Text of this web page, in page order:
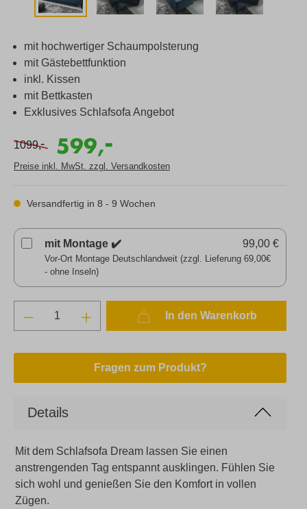
mit hochwertiger Schaumpolsterung
mit Gästebettfunktion
inkl. Kissen
mit Bettkasten
Exklusives Schlafsofa Angebot
1099,- 599,
-
Preise inkl. MwSt. zzgl. Versandkosten
Versandfertig in 8 - 9 Wochen
mit Montage ✔️
Vor-Ort Montage Deutschlandweit (zzgl. Lieferung 69,00€
- ohne Inseln)
99,00 €
In den Warenkorb
Fragen zum Produkt?
Details
Mit dem Schlafsofa Dream lassen Sie einen
anstrengenden Tag entspannt ausklingen. Fühlen Sie
sich wohl und genießen Sie den Komfort in vollen
Zügen.